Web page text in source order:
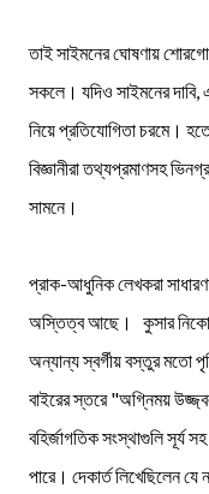
তাই সাইমনের ঘোষণায়
সকলে। যদিও সাইমনের দাবি,
নিয়ে প্রতিযোগিতা চরমে।
বিজ্ঞানীরা তথ্যপ্রমাণসহ
সামনে।
প্রাক-আধুনিক লেখকরা
অস্তিত্ব আছে। কুসার
অন্যান্য স্বর্গীয় বস্তুর মতো
বাইরের স্তরে "অগ্নিময়
বহির্জাগতিক সংস্থাগুলি সূর্য
পারে। দেকার্ত লিখেছিলেন যে